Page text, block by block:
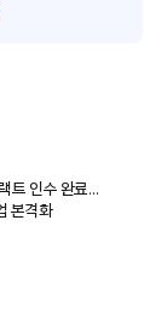
트 인수 완료…
본격화